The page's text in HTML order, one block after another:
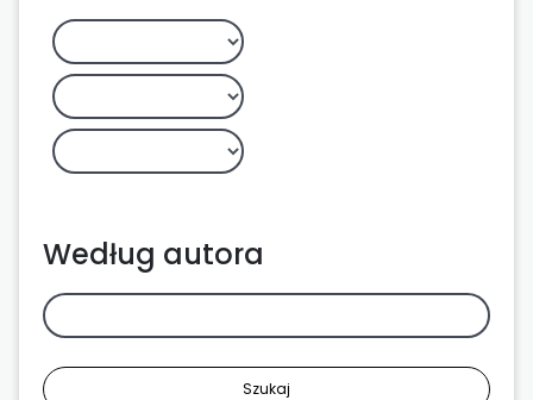
Według autora
Szukaj